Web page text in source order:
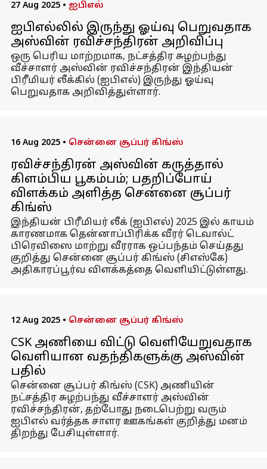
27 Aug 2025 • ஐபிஎல்
ஐபிஎல்லில் இருந்து ஓய்வு பெறுவதாக
அஸ்வின் ரவிச்சந்திரன் அறிவிப்பு
ஒரு பெரிய மாற்றமாக, நட்சத்திர சுழற்பந்து
வீச்சாளர் அஸ்வின் ரவிச்சந்திரன் இந்தியன்
பிரீமியர் லீக்கில் (ஐபிஎல்) இருந்து ஓய்வு
பெறுவதாக அறிவித்துள்ளார்.
16 Aug 2025 • சென்னை சூப்பர் கிங்ஸ்
ரவிச்சந்திரன் அஸ்வின் கருத்தால்
கிளம்பிய பூகம்பம்; பதறிப்போய்
விளக்கம் அளித்த சென்னை சூப்பர்
கிங்ஸ்
இந்தியன் பிரீமியர் லீக் (ஐபிஎல்) 2025 இல் காயம்
காரணமாக தென்னாப்பிரிக்க வீரர் டெவால்ட்
பிரெவிஸை மாற்று வீரராக ஒப்பந்தம் செய்தது
குறித்து சென்னை சூப்பர் கிங்ஸ் (சிஎஸ்கே)
அதிகாரப்பூர்வ விளக்கத்தை வெளியிட்டுள்ளது.
12 Aug 2025 • சென்னை சூப்பர் கிங்ஸ்
CSK அணியை விட்டு வெளியேறுவதாக
வெளியான வதந்திகளுக்கு அஸ்வின்
பதில்
சென்னை சூப்பர் கிங்ஸ் (CSK) அணியின்
நட்சத்திர சுழற்பந்து வீச்சாளர் அஸ்வின்
ரவிச்சந்திரன், தற்போது நடைபெற்று வரும்
ஐபிஎல் வர்த்தக சாளர ஊகங்கள் குறித்து மனம்
திறந்து பேசியுள்ளார்.